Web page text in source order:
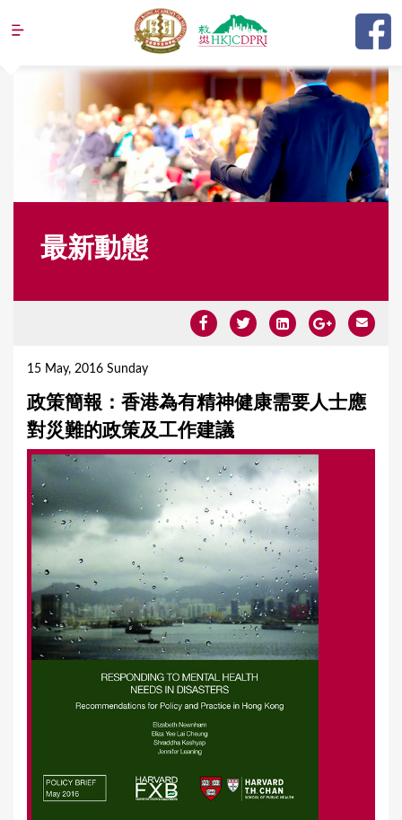
Jump to navigation
最新動態
15 May, 2016 Sunday
政策簡報：香港為有精神健康需要人士應
對災難的政策及工作建議